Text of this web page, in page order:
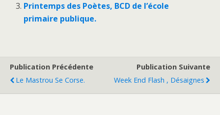
Printemps des Poètes, BCD de l’école
primaire publique.
Publication Précédente
Le Mastrou Se Corse.
Publication Suivante
Week End Flash , Désaignes